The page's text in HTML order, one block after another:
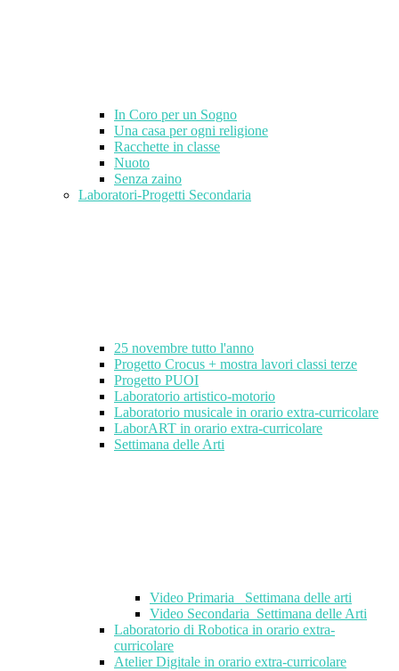
In Coro per un Sogno
Una casa per ogni religione
Racchette in classe
Nuoto
Senza zaino
Laboratori-Progetti Secondaria
25 novembre tutto l'anno
Progetto Crocus + mostra lavori classi terze
Progetto PUOI
Laboratorio artistico-motorio
Laboratorio musicale in orario extra-curricolare
LaborART in orario extra-curricolare
Settimana delle Arti
Video Primaria_ Settimana delle arti
Video Secondaria_Settimana delle Arti
Laboratorio di Robotica in orario extra-
curricolare
Atelier Digitale in orario extra-curricolare